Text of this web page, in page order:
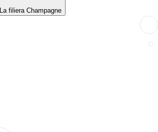
La filiera Champagne